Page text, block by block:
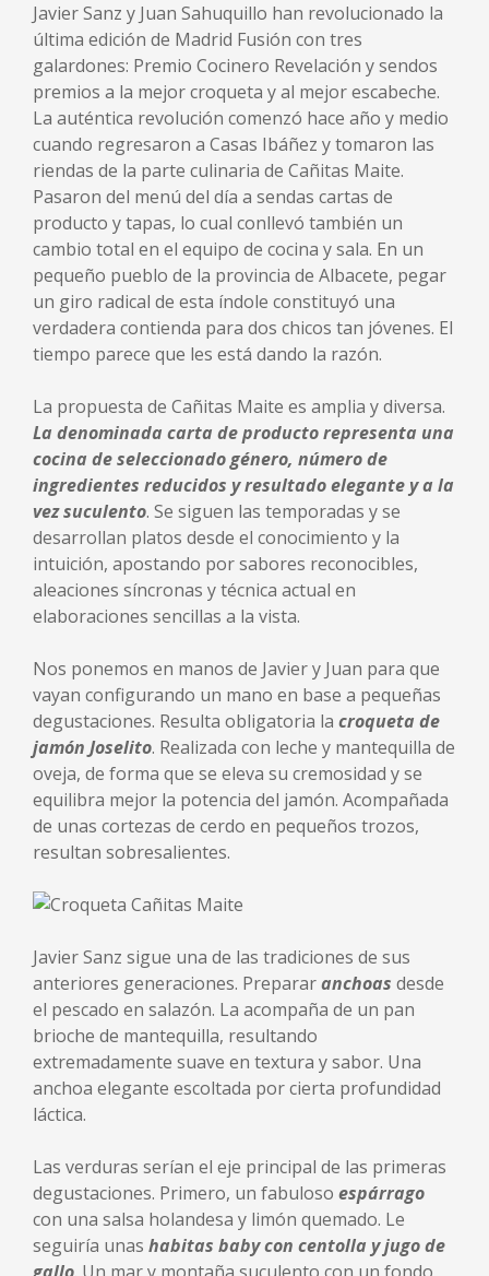
Javier Sanz y Juan Sahuquillo han revolucionado la
última edición de Madrid Fusión con tres
galardones: Premio Cocinero Revelación y sendos
premios a la mejor croqueta y al mejor escabeche.
La auténtica revolución comenzó hace año y medio
cuando regresaron a Casas Ibáñez y tomaron las
riendas de la parte culinaria de Cañitas Maite.
Pasaron del menú del día a sendas cartas de
producto y tapas, lo cual conllevó también un
cambio total en el equipo de cocina y sala. En un
pequeño pueblo de la provincia de Albacete, pegar
un giro radical de esta índole constituyó una
verdadera contienda para dos chicos tan jóvenes. El
tiempo parece que les está dando la razón.
La propuesta de Cañitas Maite es amplia y diversa.
La denominada carta de producto representa una
cocina de seleccionado género, número de
ingredientes reducidos y resultado elegante y a la
vez suculento. Se siguen las temporadas y se
desarrollan platos desde el conocimiento y la
intuición, apostando por sabores reconocibles,
aleaciones síncronas y técnica actual en
elaboraciones sencillas a la vista.
Nos ponemos en manos de Javier y Juan para que
vayan configurando un mano en base a pequeñas
degustaciones. Resulta obligatoria la croqueta de
jamón Joselito. Realizada con leche y mantequilla de
oveja, de forma que se eleva su cremosidad y se
equilibra mejor la potencia del jamón. Acompañada
de unas cortezas de cerdo en pequeños trozos,
resultan sobresalientes.
Javier Sanz sigue una de las tradiciones de sus
anteriores generaciones. Prepararanchoas desde
el pescado en salazón. La acompaña de un pan
brioche de mantequilla, resultando
extremadamente suave en textura y sabor. Una
anchoa elegante escoltada por cierta profundidad
láctica.
Las verduras serían el eje principal de las primeras
degustaciones. Primero, un fabuloso espárrago
con una salsa holandesa y limón quemado. Le
seguiría unas habitas baby con centolla y jugo de